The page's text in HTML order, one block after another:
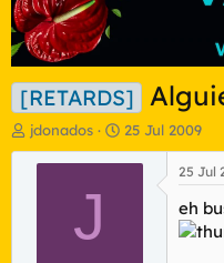
[RETARDS]
I
n
jdonados
F
e
c
25 Jul 2009
J
25 Jul
eh